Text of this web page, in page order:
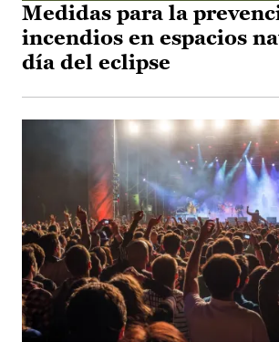
Medidas para la
incendios en espacios
día del eclipse